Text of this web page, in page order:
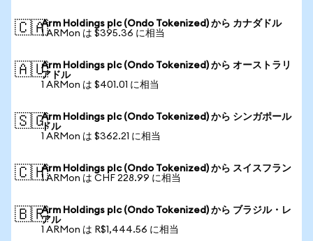
🇨🇦Arm Holdings plc (Ondo Tokenized) から カナダドル
1 ARMon は $395.36 に相当
🇦🇺Arm Holdings plc (Ondo Tokenized) から オーストラリ
アドル
1 ARMon は $401.01 に相当
🇸🇬Arm Holdings plc (Ondo Tokenized) から シンガポール
ドル
1 ARMon は $362.21 に相当
🇨🇭Arm Holdings plc (Ondo Tokenized) から スイスフラン
1 ARMon は CHF 228.99 に相当
🇧🇷Arm Holdings plc (Ondo Tokenized) から ブラジル・レ
アル
1 ARMon は R$1,444.56 に相当